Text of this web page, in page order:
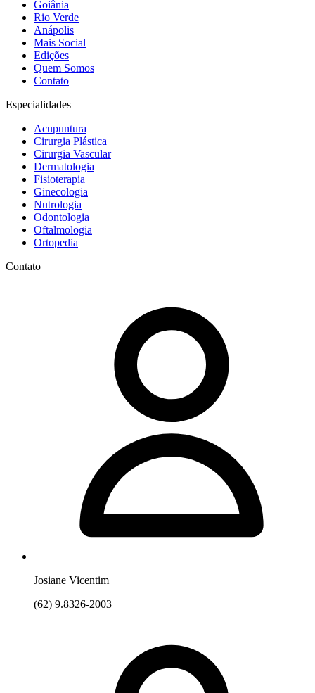
Goiânia
Rio Verde
Anápolis
Mais Social
Edições
Quem Somos
Contato
Especialidades
Acupuntura
Cirurgia Plástica
Cirurgia Vascular
Dermatologia
Fisioterapia
Ginecologia
Nutrologia
Odontologia
Oftalmologia
Ortopedia
Contato
Josiane Vicentim
(62) 9.8326-2003